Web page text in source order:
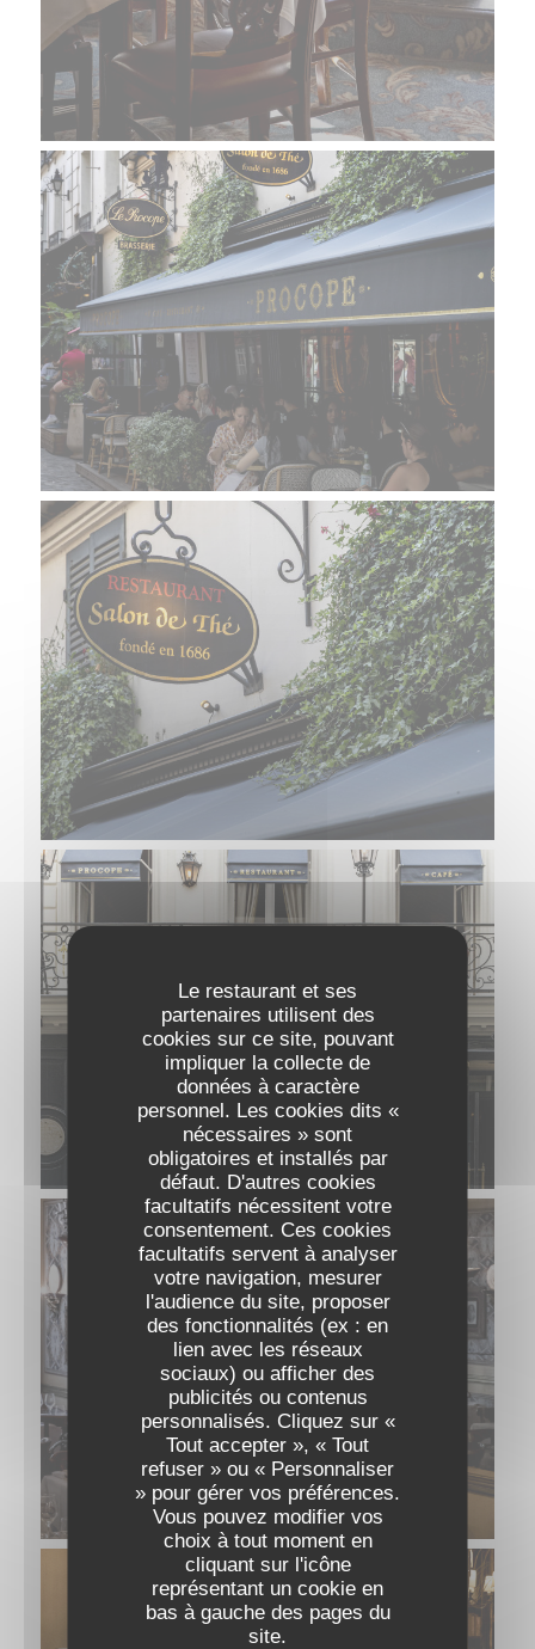
Le restaurant et ses
partenaires utilisent des
cookies sur ce site, pouvant
impliquer la collecte de
données à caractère
personnel. Les cookies dits «
nécessaires » sont
obligatoires et installés par
défaut. D'autres cookies
facultatifs nécessitent votre
consentement. Ces cookies
facultatifs servent à analyser
votre navigation, mesurer
l'audience du site, proposer
des fonctionnalités (ex : en
lien avec les réseaux
sociaux) ou afficher des
publicités ou contenus
personnalisés. Cliquez sur «
Tout accepter », « Tout
refuser » ou « Personnaliser
» pour gérer vos préférences.
Vous pouvez modifier vos
choix à tout moment en
cliquant sur l'icône
représentant un cookie en
bas à gauche des pages du
site.